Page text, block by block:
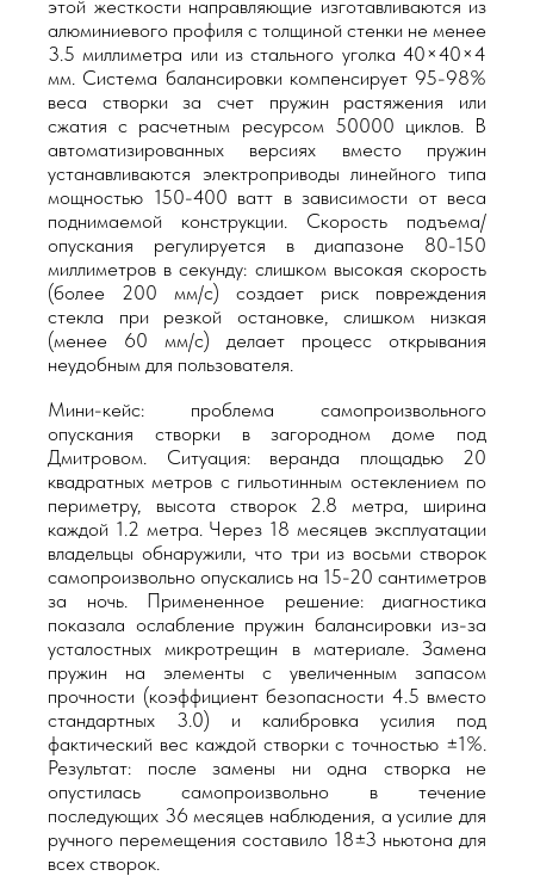
этой жесткости направляющие изготавливаются из
алюминиевого профиля с толщиной стенки не менее
3.5 миллиметра или из стального уголка 40×40×4
мм. Система балансировки компенсирует 95-98%
веса створки за счет пружин растяжения или
сжатия с расчетным ресурсом 50000 циклов. В
автоматизированных версиях вместо пружин
устанавливаются электроприводы линейного типа
мощностью 150-400 ватт в зависимости от веса
поднимаемой конструкции. Скорость подъема/
опускания регулируется в диапазоне 80-150
миллиметров в секунду: слишком высокая скорость
(более 200 мм/с) создает риск повреждения
стекла при резкой остановке, слишком низкая
(менее 60 мм/с) делает процесс открывания
неудобным для пользователя.
Мини-кейс: проблема самопроизвольного
опускания створки в загородном доме под
Дмитровом. Ситуация: веранда площадью 20
квадратных метров с гильотинным остеклением по
периметру, высота створок 2.8 метра, ширина
каждой 1.2 метра. Через 18 месяцев эксплуатации
владельцы обнаружили, что три из восьми створок
самопроизвольно опускались на 15-20 сантиметров
за ночь. Примененное решение: диагностика
показала ослабление пружин балансировки из-за
усталостных микротрещин в материале. Замена
пружин на элементы с увеличенным запасом
прочности (коэффициент безопасности 4.5 вместо
стандартных 3.0) и калибровка усилия под
фактический вес каждой створки с точностью ±1%.
Результат: после замены ни одна створка не
опустилась самопроизвольно в течение
последующих 36 месяцев наблюдения, а усилие для
ручного перемещения составило 18±3 ньютона для
всех створок.